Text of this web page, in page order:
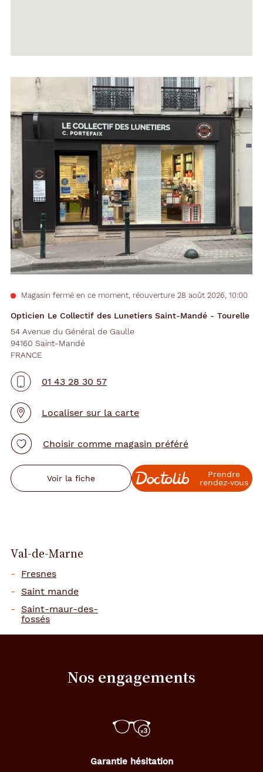
Opticien Le Collectif des Lunetiers Saint-Mandé - Tourelle
Magasin fermé en ce moment, réouverture 28 août 2026, 10:00
54 Avenue du Général de Gaulle
94160 Saint-Mandé
FRANCE
01 43 28 30 57
Localiser sur la carte
Choisir comme magasin préféré
Voir la fiche
Prendre
rendez‑vous
Val-de-Marne
Fresnes
Saint mande
Saint-maur-des-
fossés
Nos engagements
Garantie hésitation